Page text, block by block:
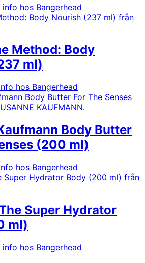
info hos Bangerhead
Method: Body
ml)
hos Bangerhead
Body Butter
(200 ml)
hos Bangerhead
Super Hydrator
ml)
info hos Bangerhead